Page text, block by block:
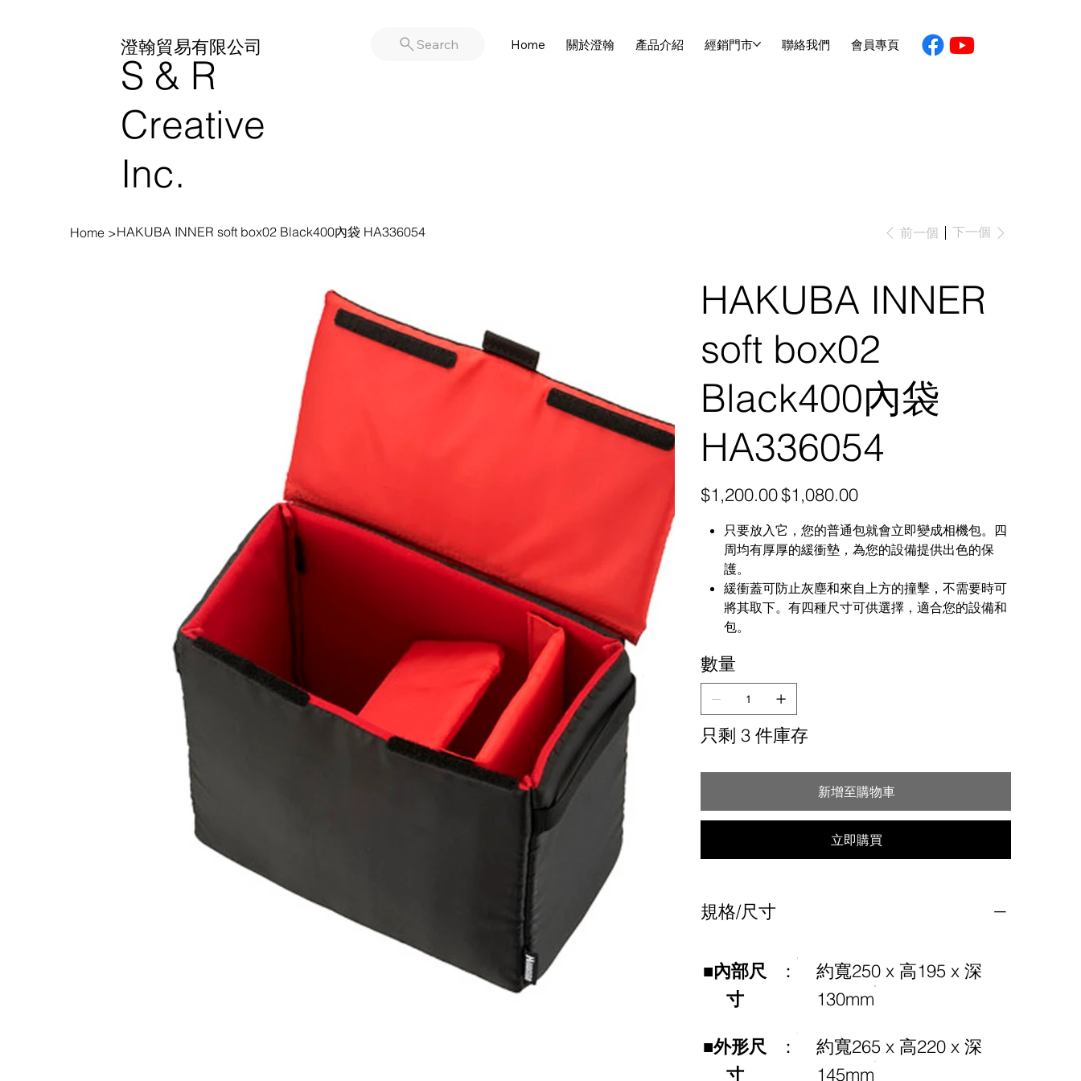
澄翰貿易有限公司
S & R
Creative
Inc.
Search Home 關於澄翰 產品介紹 經銷門市 聯絡我們 會員專頁
Home >HAKUBA INNER soft box02 Black400內袋 HA336054 前一個 下一個
HAKUBA INNER
soft box02
Black400內袋
HA336054
始
$1,200.00 銷
$1,080.00
只要放入它，您的普通包就會立即變成相機包。四
周均有厚厚的緩衝墊，為您的設備提供出色的保
護。
緩衝蓋可防止灰塵和來自上方的撞擊，不需要時可
將其取下。有四種尺寸可供選擇，適合您的設備和
包。
數量
只剩 3 件庫存
新增至購物車
立即購買
規格/尺寸
■內部尺
寸
：
約寬250 x 高195 x 深
130mm
■外形尺
寸
：
約寬265 x 高220 x 深
145mm